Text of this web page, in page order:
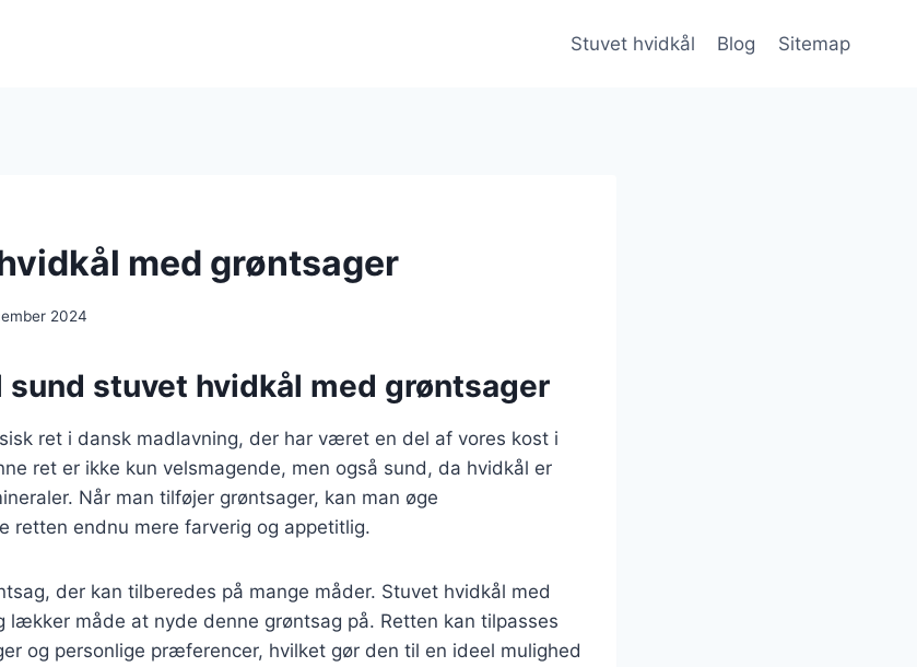
Stuvet hvidkål Blog Sitemap
med grøntsager
2024
stuvet hvidkål med grøntsager
ret i dansk madlavning, der har været en del af vores kost i
ret er ikke kun velsmagende, men også sund, da hvidkål er
Når man tilføjer grøntsager, kan man øge
retten endnu mere farverig og appetitlig.
der kan tilberedes på mange måder. Stuvet hvidkål med
lækker måde at nyde denne grøntsag på. Retten kan tilpasses
og personlige præferencer, hvilket gør den til en ideel mulighed